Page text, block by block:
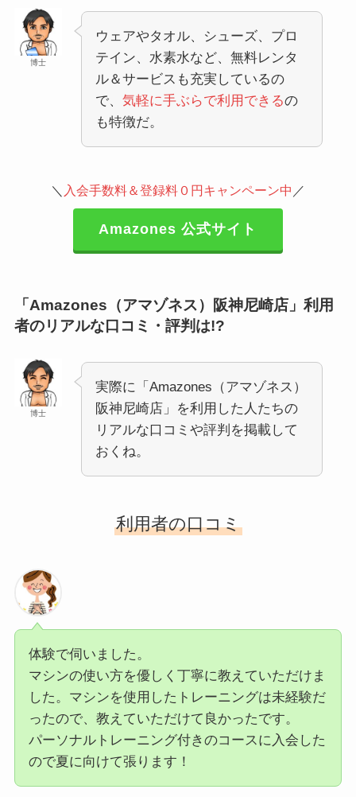
博士
ウェアやタオル、シューズ、プロ
テイン、水素水など、無料レンタ
ル＆サービスも充実しているの
で、 気軽に手ぶらで利用できるの
も特徴だ。
＼ 入会手数料＆登録料０円キャンペーン中 ／
Amazones 公式サイト
「Amazones（アマゾネス）阪神尼崎店」利用
者のリアルな口コミ・評判は!?
博士
実際に「Amazones（アマゾネス）
阪神尼崎店」を利用した人たちの
リアルな口コミや評判を掲載して
おくね。
利用者の口コミ
体験で伺いました。
マシンの使い方を優しく丁寧に教えていただけま
した。マシンを使用したトレーニングは未経験だ
ったので、教えていただけて良かったです。
パーソナルトレーニング付きのコースに入会した
ので夏に向けて張ります！